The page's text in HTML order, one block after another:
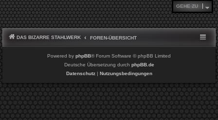
GEHE ZU
DAS BIZARRE STAHLWERK FOREN-ÜBERSICHT
Powered by phpBB® Forum Software © phpBB Limited
Deutsche Übersetzung durch phpBB.de
Datenschutz| Nutzungsbedingungen